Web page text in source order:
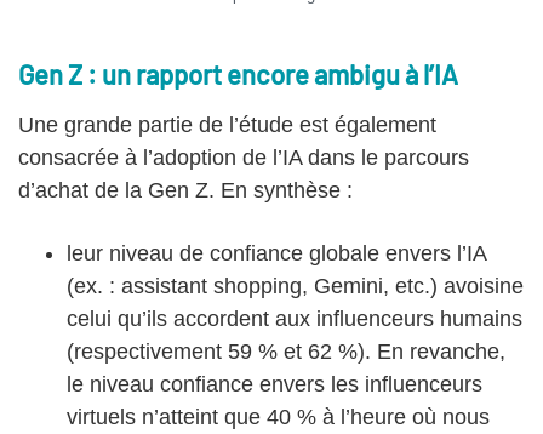
Gen Z : un rapport encore ambigu à l’IA
Une grande partie de l’étude est également
consacrée à l’adoption de l’IA dans le parcours
d’achat de la Gen Z. En synthèse :
leur niveau de confiance globale envers l’IA
(ex. : assistant shopping, Gemini, etc.) avoisine
celui qu’ils accordent aux influenceurs humains
(respectivement 59 % et 62 %). En revanche,
le niveau confiance envers les influenceurs
virtuels n’atteint que 40 % à l’heure où nous